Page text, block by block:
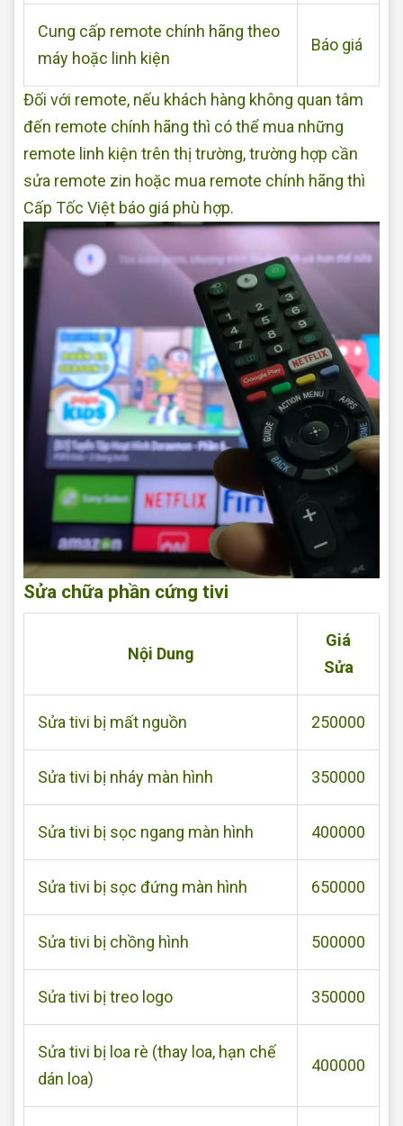
Cung cấp remote chính hãng theo
máy hoặc linh kiện
Báo giá
Đối với remote, nếu khách hàng không quan tâm
đến remote chính hãng thì có thể mua những
remote linh kiện trên thị trường, trường hợp cần
sửa remote zin hoặc mua remote chính hãng thì
Cấp Tốc Việt báo giá phù hợp.
Sửa chữa phần cứng tivi
Nội Dung
Giá
Sửa
Sửa tivi bị mất nguồn 250000
Sửa tivi bị nháy màn hình 350000
Sửa tivi bị sọc ngang màn hình 400000
Sửa tivi bị sọc đứng màn hình 650000
Sửa tivi bị chồng hình 500000
Sửa tivi bị treo logo 350000
Sửa tivi bị loa rè (thay loa, hạn chế
dán loa)
400000